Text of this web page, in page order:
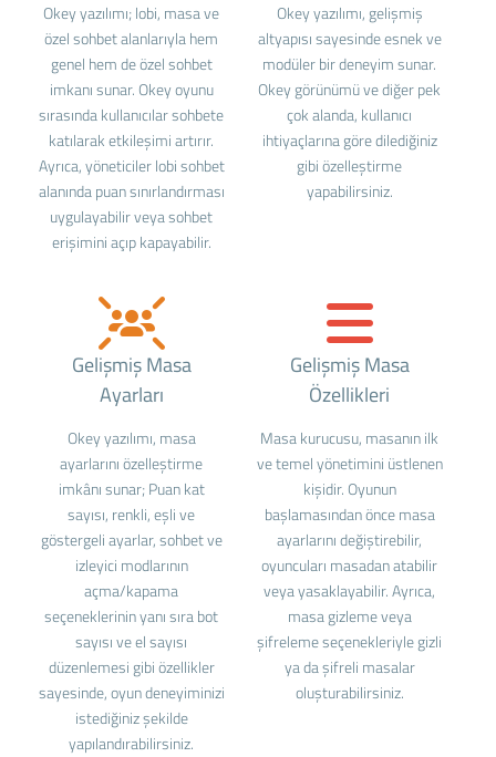
Okey yazılımı; lobi, masa ve
özel sohbet alanlarıyla hem
genel hem de özel sohbet
imkanı sunar. Okey oyunu
sırasında kullanıcılar sohbete
katılarak etkileşimi artırır.
Ayrıca, yöneticiler lobi sohbet
alanında puan sınırlandırması
uygulayabilir veya sohbet
erişimini açıp kapayabilir.
Okey yazılımı, gelişmiş
altyapısı sayesinde esnek ve
modüler bir deneyim sunar.
Okey görünümü ve diğer pek
çok alanda, kullanıcı
ihtiyaçlarına göre dilediğiniz
gibi özelleştirme
yapabilirsiniz.
Gelişmiş Masa
Ayarları
Okey yazılımı, masa
ayarlarını özelleştirme
imkânı sunar; Puan kat
sayısı, renkli, eşli ve
göstergeli ayarlar, sohbet ve
izleyici modlarının
açma/kapama
seçeneklerinin yanı sıra bot
sayısı ve el sayısı
düzenlemesi gibi özellikler
sayesinde, oyun deneyiminizi
istediğiniz şekilde
yapılandırabilirsiniz.
Gelişmiş Masa
Özellikleri
Masa kurucusu, masanın ilk
ve temel yönetimini üstlenen
kişidir. Oyunun
başlamasından önce masa
ayarlarını değiştirebilir,
oyuncuları masadan atabilir
veya yasaklayabilir. Ayrıca,
masa gizleme veya
şifreleme seçenekleriyle gizli
ya da şifreli masalar
oluşturabilirsiniz.